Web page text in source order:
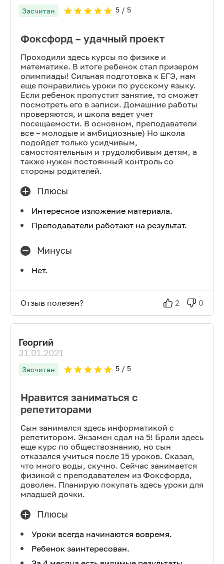
Засчитан 5/ 5
Фоксфорд – удачный проект
Проходили здесь курсы по физике и
математике. В итоге ребенок стал призером
олимпиады! Сильная подготовка к ЕГЭ, нам
еще понравились уроки по русскому языку.
Если ребенок пропустит занятие, то сможет
посмотреть его в записи. Домашние работы
проверяются, и школа ведет учет
посещаемости. В основном, преподаватели
все – молодые и амбициозные) Но школа
подойдет только усидчивым,
самостоятельным и трудолюбивым детям, а
также нужен постоянный контроль со
стороны родителей.
Плюсы
Интересное изложение материала.
Преподаватели работают на результат.
Минусы
Нет.
Отзыв полезен? 2 0
Георгий
31.01.2021
Засчитан 5/ 5
Нравится заниматься с
репетиторами
Сын занимался здесь информатикой с
репетитором. Экзамен сдал на 5! Брали здесь
еще курс по обществознанию, но сын
отказался учиться после 15 уроков. Сказал,
что много воды, скучно. Сейчас занимается
физикой с преподавателем из Фоксфорда,
доволен. Планирую покупать здесь уроки для
младшей дочки.
Плюсы
Уроки всегда начинаются вовремя.
Ребенок заинтересован.